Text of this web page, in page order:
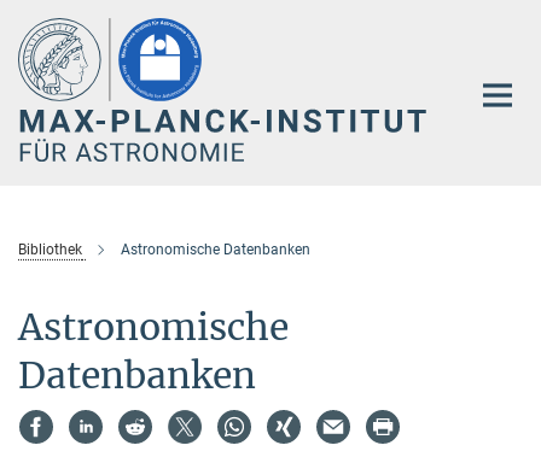
Hauptinhalt
Bibliothek Astronomische Datenbanken
Astronomische
Datenbanken